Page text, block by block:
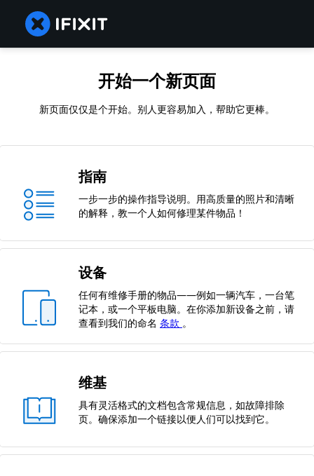
开始一个新页面
新页面仅仅是个开始。别人更容易加入，帮助它更棒。
指南
一步一步的操作指导说明。用高质量的照片和清晰
的解释，教一个人如何修理某件物品！
设备
任何有维修手册的物品——例如一辆汽车，一台笔
记本，或一个平板电脑。在你添加新设备之前，请
查看到我们的命名 条款 。
维基
具有灵活格式的文档包含常规信息，如故障排除
页。确保添加一个链接以便人们可以找到它。